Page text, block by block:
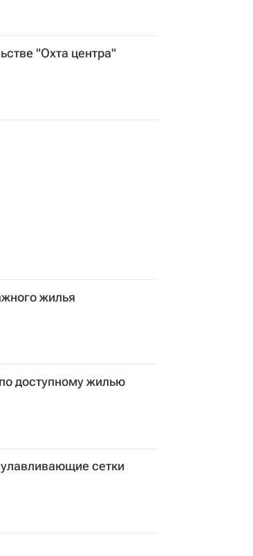
"Охта центра"
жилья
доступному жилью
сетки